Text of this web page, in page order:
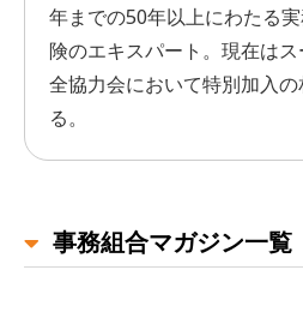
年までの50年以上にわたる
険のエキスパート。現在は
全協力会において特別加入
る。
事務組合マガジン一覧